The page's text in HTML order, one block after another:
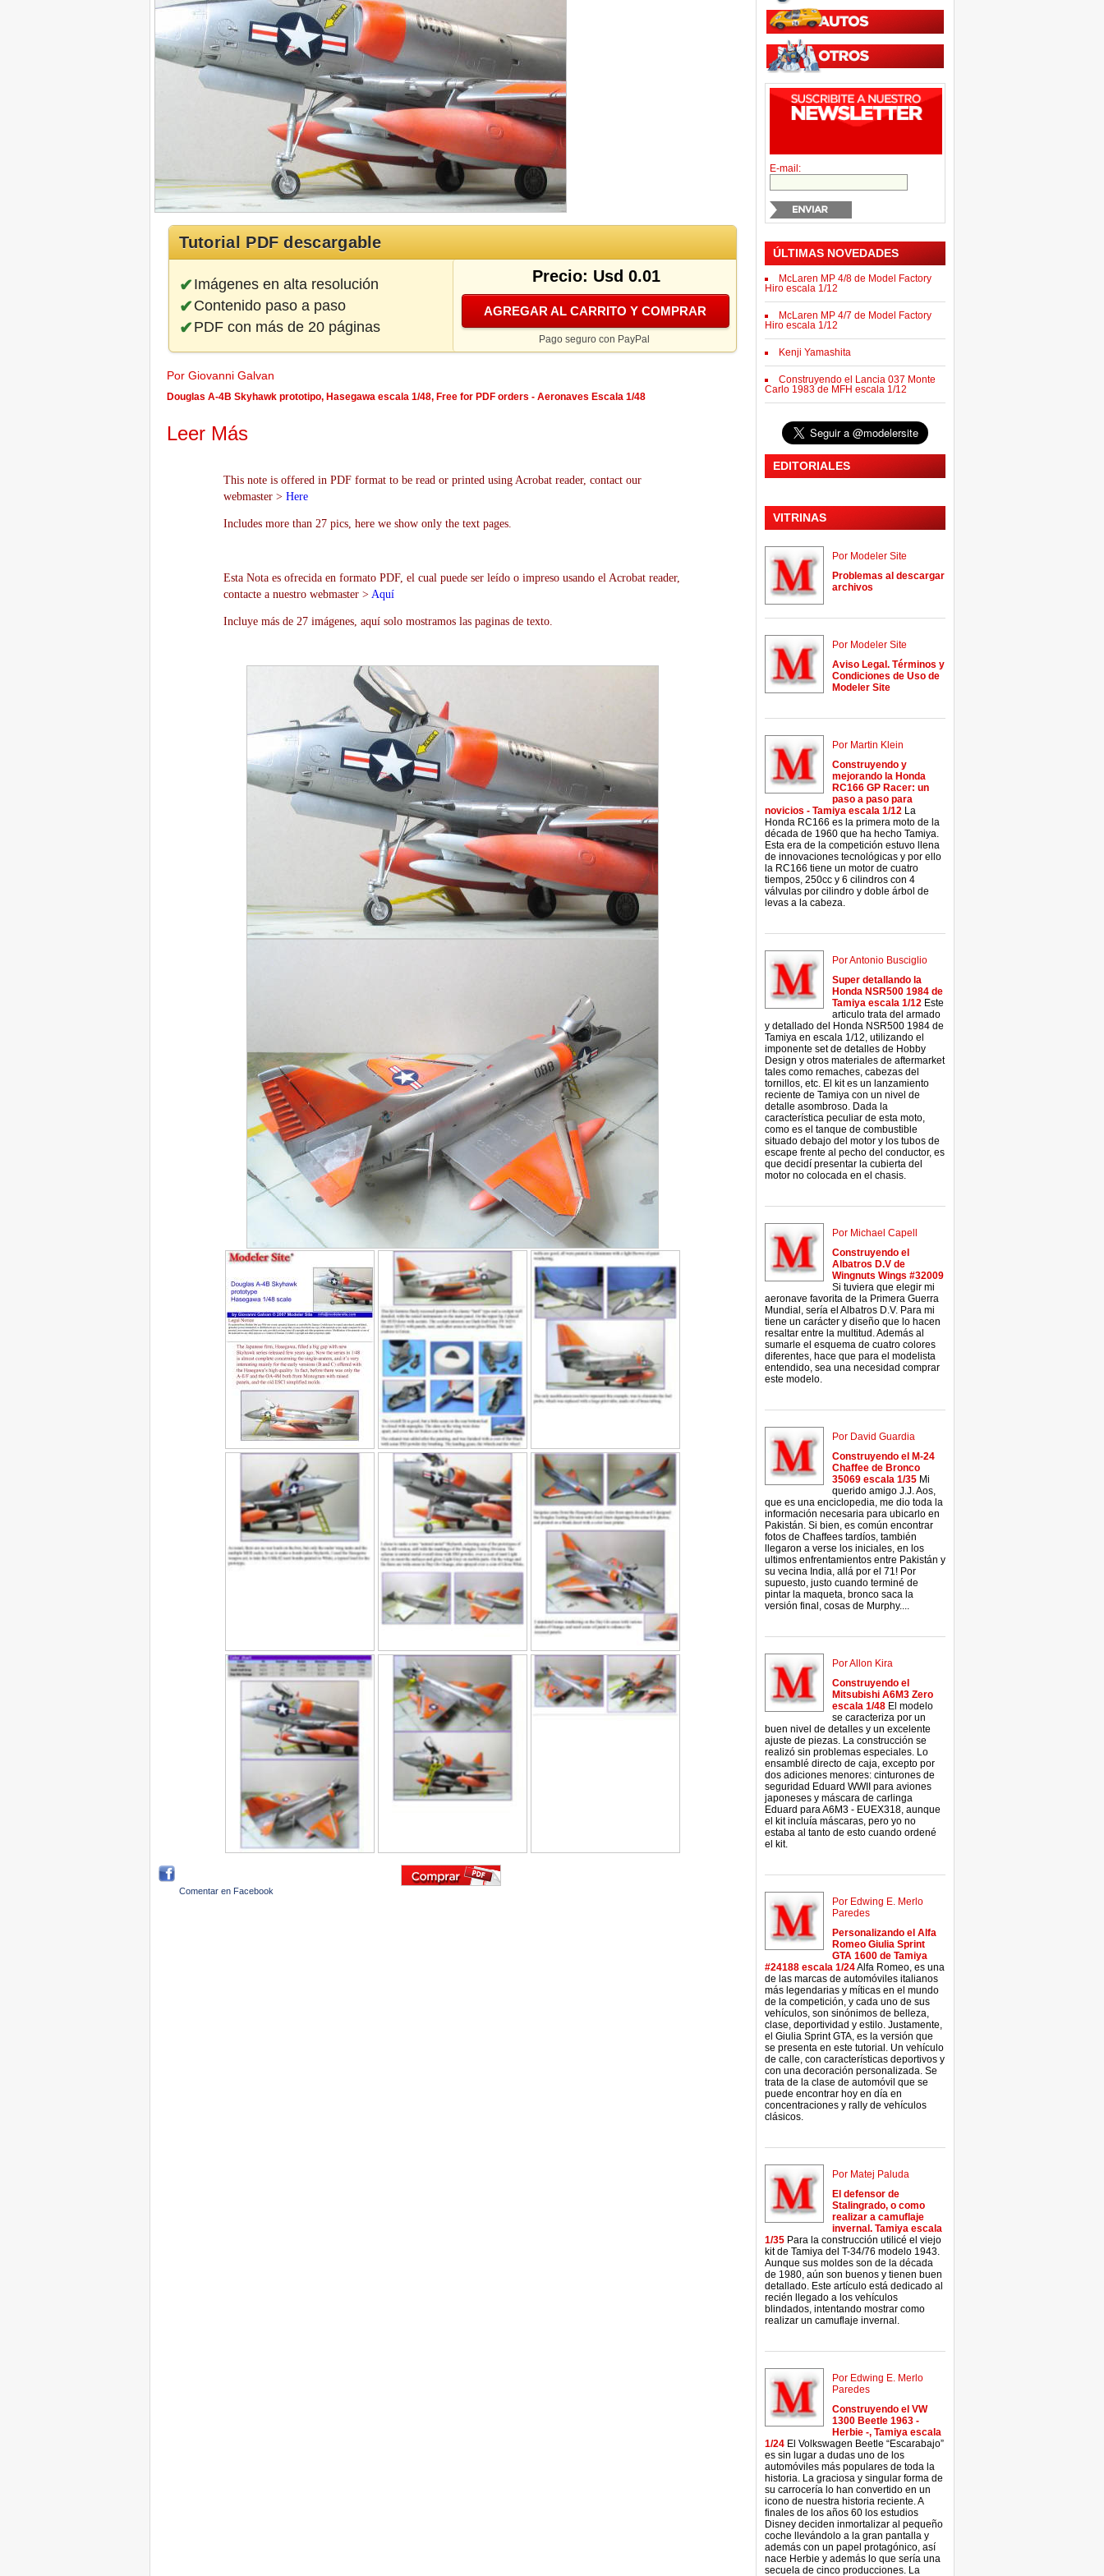
Tutorial PDF descargable
Imágenes en alta resolución
Contenido paso a paso
PDF con más de 20 páginas
Precio: Usd 0.01
AGREGAR AL CARRITO Y COMPRAR
Pago seguro con PayPal
Por Giovanni Galvan
Douglas A-4B Skyhawk prototipo, Hasegawa escala 1/48, Free for PDF orders - Aeronaves Escala 1/48
Leer Más
This note is offered in PDF format to be read or printed using Acrobat reader, contact our
webmaster > Here
Includes more than 27 pics, here we show only the text pages.
Esta Nota es ofrecida en formato PDF, el cual puede ser leído o impreso usando el Acrobat reader,
contacte a nuestro webmaster > Aquí
Incluye más de 27 imágenes, aquí solo mostramos las paginas de texto.
Comentar en Facebook
E-mail:
ÚLTIMAS NOVEDADES
McLaren MP 4/8 de Model Factory
Hiro escala 1/12
McLaren MP 4/7 de Model Factory
Hiro escala 1/12
Kenji Yamashita
Construyendo el Lancia 037 Monte
Carlo 1983 de MFH escala 1/12
EDITORIALES
VITRINAS
Por Modeler Site
Problemas al descargar
archivos
Por Modeler Site
Aviso Legal. Términos y
Condiciones de Uso de
Modeler Site
Por Martin Klein
Construyendo y
mejorando la Honda
RC166 GP Racer: un
paso a paso para
novicios - Tamiya escala 1/12 La
Honda RC166 es la primera moto de la
década de 1960 que ha hecho Tamiya.
Esta era de la competición estuvo llena
de innovaciones tecnológicas y por ello
la RC166 tiene un motor de cuatro
tiempos, 250cc y 6 cilindros con 4
válvulas por cilindro y doble árbol de
levas a la cabeza.
Por Antonio Busciglio
Super detallando la
Honda NSR500 1984 de
Tamiya escala 1/12 Este
articulo trata del armado
y detallado del Honda NSR500 1984 de
Tamiya en escala 1/12, utilizando el
imponente set de detalles de Hobby
Design y otros materiales de aftermarket
tales como remaches, cabezas del
tornillos, etc. El kit es un lanzamiento
reciente de Tamiya con un nivel de
detalle asombroso. Dada la
característica peculiar de esta moto,
como es el tanque de combustible
situado debajo del motor y los tubos de
escape frente al pecho del conductor, es
que decidí presentar la cubierta del
motor no colocada en el chasis.
Por Michael Capell
Construyendo el
Albatros D.V de
Wingnuts Wings #32009
Si tuviera que elegir mi
aeronave favorita de la Primera Guerra
Mundial, sería el Albatros D.V. Para mi
tiene un carácter y diseño que lo hacen
resaltar entre la multitud. Además al
sumarle el esquema de cuatro colores
diferentes, hace que para el modelista
entendido, sea una necesidad comprar
este modelo.
Por David Guardia
Construyendo el M-24
Chaffee de Bronco
35069 escala 1/35 Mi
querido amigo J.J. Aos,
que es una enciclopedia, me dio toda la
información necesaria para ubicarlo en
Pakistán. Si bien, es común encontrar
fotos de Chaffees tardíos, también
llegaron a verse los iniciales, en los
ultimos enfrentamientos entre Pakistán y
su vecina India, allá por el 71! Por
supuesto, justo cuando terminé de
pintar la maqueta, bronco saca la
versión final, cosas de Murphy....
Por Allon Kira
Construyendo el
Mitsubishi A6M3 Zero
escala 1/48 El modelo
se caracteriza por un
buen nivel de detalles y un excelente
ajuste de piezas. La construcción se
realizó sin problemas especiales. Lo
ensamblé directo de caja, excepto por
dos adiciones menores: cinturones de
seguridad Eduard WWII para aviones
japoneses y máscara de carlinga
Eduard para A6M3 - EUEX318, aunque
el kit incluía máscaras, pero yo no
estaba al tanto de esto cuando ordené
el kit.
Por Edwing E. Merlo
Paredes
Personalizando el Alfa
Romeo Giulia Sprint
GTA 1600 de Tamiya
#24188 escala 1/24Alfa Romeo, es una
de las marcas de automóviles italianos
más legendarias y míticas en el mundo
de la competición, y cada uno de sus
vehículos, son sinónimos de belleza,
clase, deportividad y estilo. Justamente,
el Giulia Sprint GTA, es la versión que
se presenta en este tutorial. Un vehículo
de calle, con características deportivos y
con una decoración personalizada. Se
trata de la clase de automóvil que se
puede encontrar hoy en día en
concentraciones y rally de vehículos
clásicos.
Por Matej Paluda
El defensor de
Stalingrado, o como
realizar a camuflaje
invernal. Tamiya escala
1/35 Para la construcción utilicé el viejo
kit de Tamiya del T-34/76 modelo 1943.
Aunque sus moldes son de la década
de 1980, aún son buenos y tienen buen
detallado. Este artículo está dedicado al
recién llegado a los vehículos
blindados, intentando mostrar como
realizar un camuflaje invernal.
Por Edwing E. Merlo
Paredes
Construyendo el VW
1300 Beetle 1963 -
Herbie -, Tamiya escala
1/24 El Volkswagen Beetle “Escarabajo”
es sin lugar a dudas uno de los
automóviles más populares de toda la
historia. La graciosa y singular forma de
su carrocería lo han convertido en un
icono de nuestra historia reciente. A
finales de los años 60 los estudios
Disney deciden inmortalizar al pequeño
coche llevándolo a la gran pantalla y
además con un papel protagónico, así
nace Herbie y además lo que sería una
secuela de cinco producciones. La